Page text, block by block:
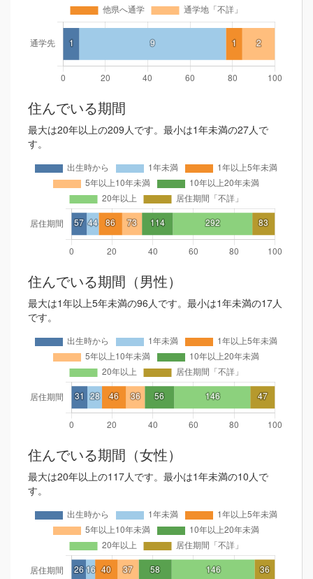
住んでいる期間
最大は20年以上の209人です。最小は1年未満の27人で
す。
住んでいる期間（男性）
最大は1年以上5年未満の96人です。最小は1年未満の17人
です。
住んでいる期間（女性）
最大は20年以上の117人です。最小は1年未満の10人で
す。